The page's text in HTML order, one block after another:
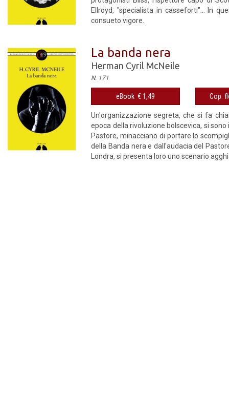
Ellroyd, "specialista in casseforti"... In
consueto vigore.
La banda nera
Herman Cyril McNeile
N. 171
eBook € 1,49 Cop.
Un'organizzazione segreta, che si fa
epoca della rivoluzione bolscevica, si
Pastore, minacciano di portare lo
della Banda nera e dall'audacia del
Londra, si presenta loro uno scenario